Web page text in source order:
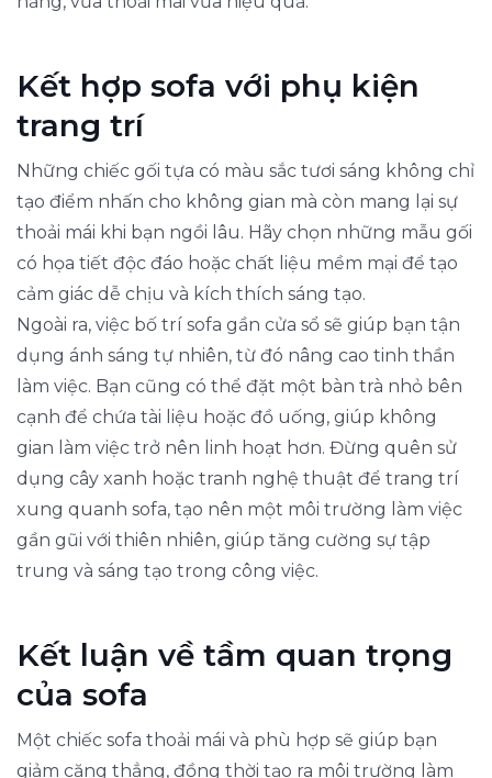
Kết hợp sofa với phụ kiện
trang trí
Những chiếc gối tựa có màu sắc tươi sáng không chỉ
tạo điểm nhấn cho không gian mà còn mang lại sự
thoải mái khi bạn ngồi lâu. Hãy chọn những mẫu gối
có họa tiết độc đáo hoặc chất liệu mềm mại để tạo
cảm giác dễ chịu và kích thích sáng tạo.
Ngoài ra, việc bố trí sofa gần cửa sổ sẽ giúp bạn tận
dụng ánh sáng tự nhiên, từ đó nâng cao tinh thần
làm việc. Bạn cũng có thể đặt một bàn trà nhỏ bên
cạnh để chứa tài liệu hoặc đồ uống, giúp không
gian làm việc trở nên linh hoạt hơn. Đừng quên sử
dụng cây xanh hoặc tranh nghệ thuật để trang trí
xung quanh sofa, tạo nên một môi trường làm việc
gần gũi với thiên nhiên, giúp tăng cường sự tập
trung và sáng tạo trong công việc.
Kết luận về tầm quan trọng
của sofa
Một chiếc sofa thoải mái và phù hợp sẽ giúp bạn
giảm căng thẳng, đồng thời tạo ra môi trường làm